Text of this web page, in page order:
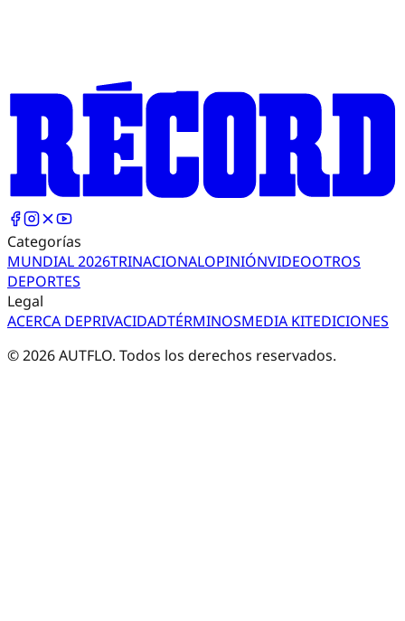
Categorías
MUNDIAL 2026TRINACIONALOPINIÓNVIDEOOTROS
DEPORTES
Legal
ACERCA DEPRIVACIDADTÉRMINOSMEDIA KITEDICIONES
©2026AUTFLO. Todos los derechos reservados.